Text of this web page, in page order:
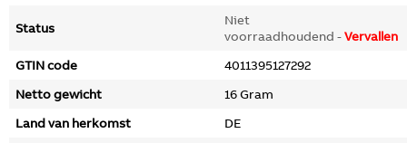
Status
Niet
voorraadhoudend -Vervallen
GTIN code
4011395127292
Netto gewicht
16 Gram
Land van herkomst
DE